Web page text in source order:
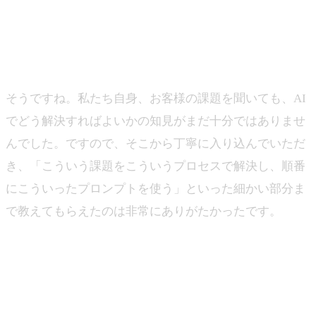
そうですね。私たち自身、お客様の課題を聞いても、AI
でどう解決すればよいかの知見がまだ十分ではありませ
んでした。ですので、そこから丁寧に入り込んでいただ
き、「こういう課題をこういうプロセスで解決し、順番
にこういったプロンプトを使う」といった細かい部分ま
で教えてもらえたのは非常にありがたかったです。